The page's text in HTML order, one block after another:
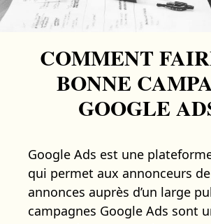
COMMENT
BONNE
GOOGLE
Google Ads est une
qui permet aux annonceurs
annonces auprès d’un large
campagnes Google Ads sont